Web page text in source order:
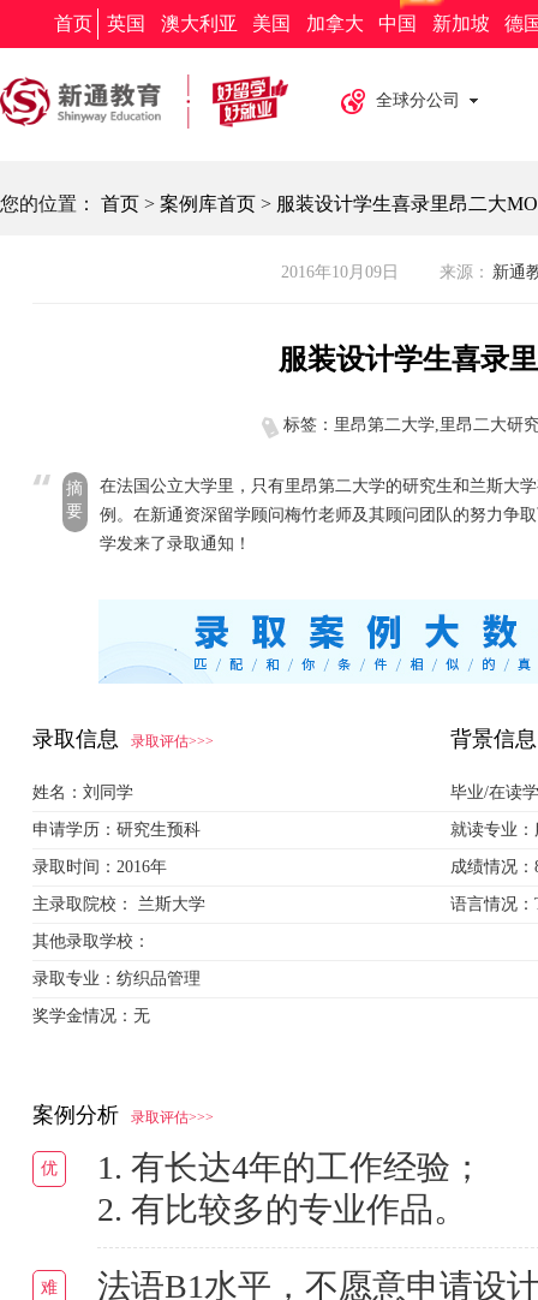
新通教育 新通留学 新通外语 欧亚教育 新通求职
全球分公司
首页 英国 澳大利亚 美国 加拿大 中国 新加坡 德
您的位置： 首页 > 案例库首页 > 服装设计学生喜录里昂二大
2016年10月09日 来源： 新通
服装设计学生喜录
标签：里昂第二大学,里昂二大研
摘
要
在法国公立大学里，只有里昂第二大学的研究生和兰斯大
例。在新通资深留学顾问梅竹老师及其顾问团队的努力争
学发来了录取通知！
录取信息 录取评估>>>
姓名： 刘同学
申请学历： 研究生预科
录取时间： 2016年
主录取院校： 兰斯大学
其他录取学校：
录取专业： 纺织品管理
奖学金情况： 无
背景信息
毕业/在读
就读专业：
成绩情况：
语言情况：
案例分析 录取评估>>>
优
1. 有长达4年的工作经验；
2. 有比较多的专业作品。
难
法语B1水平，不愿意申请设